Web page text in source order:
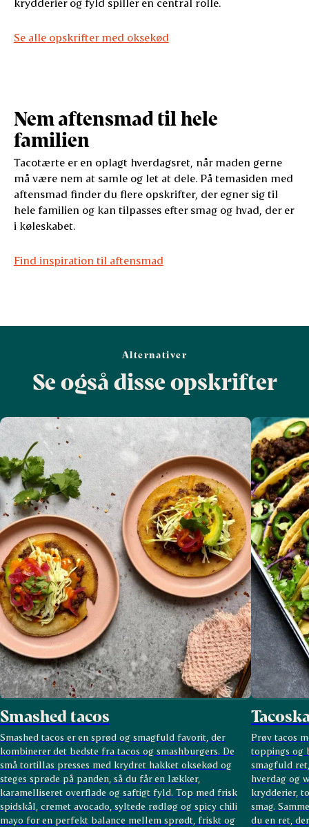
Se alle opskrifter med oksekød
Nem aftensmad til hele
familien
Tacotærte er en oplagt hverdagsret, når maden gerne
må være nem at samle og let at dele. På temasiden med
aftensmad finder du flere opskrifter, der egner sig til
hele familien og kan tilpasses efter smag og hvad, der er
i køleskabet.
Find inspiration til aftensmad
Alternativer
Se også disse opskrifter
Smashed tacos
Smashed tacos er en sprød og smagfuld favorit, der
kombinerer det bedste fra tacos og smashburgers. De
små tortillas presses med krydret hakket oksekød og
steges sprøde på panden, så du får en lækker,
karamelliseret overflade og saftigt fyld. Top med frisk
spidskål, cremet avocado, syltede rødløg og spicy chili
mayo for en perfekt balance mellem sprødt, friskt og
Prøv tacos
toppings og
smagfuld
hverdag og
krydderier,
smag.
du en ret,